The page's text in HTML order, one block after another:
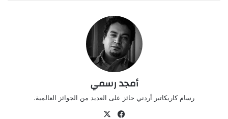
أمجد رسمي
رسام كاريكاتير أردني حائز على العديد من الجوائز العالمية.
فيسبوك